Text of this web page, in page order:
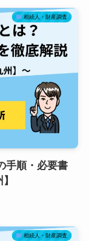
相続人・財産調査
手順・必要書
相続人・財産調査